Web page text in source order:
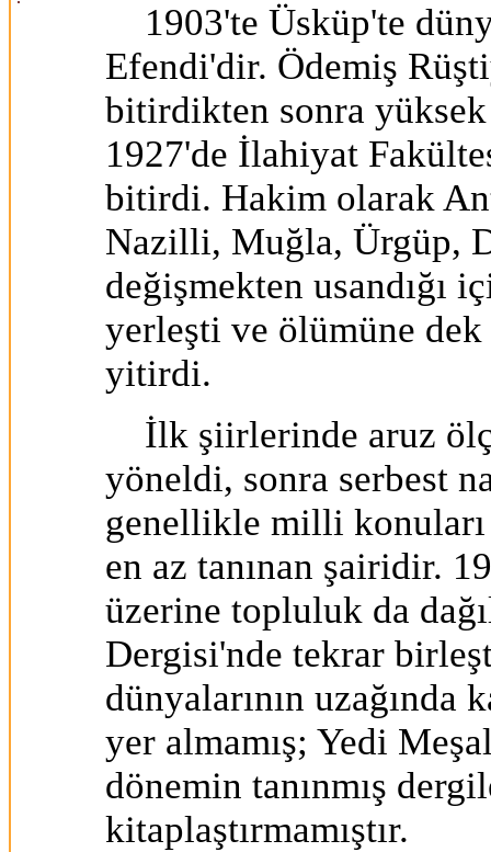
1903'te Üsküp'te
Efendi'dir. Ödemiş
bitirdikten sonra
1927'de İlahiyat
bitirdi. Hakim olarak
Nazilli, Muğla, Ürgüp,
değişmekten usandığı
yerleşti ve ölümüne dek
yitirdi.
İlk şiirlerinde aruz
yöneldi, sonra serbest
genellikle milli
en az tanınan şairidir.
üzerine topluluk da
Dergisi'nde tekrar
dünyalarının
yer almamış; Yedi
dönemin tanınmış
kitaplaştırmamıştır.